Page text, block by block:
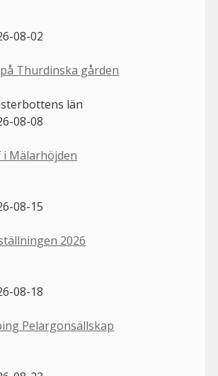
08-02
Thurdinska gården
län
08-08
Mälarhöjden
08-15
2026
08-18
Pelargonsällskap